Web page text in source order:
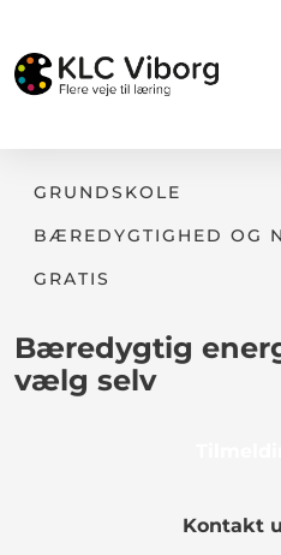
GRUNDSKOLE
BÆREDYGTIGHED OG
GRATIS
Bæredygtig
vælg selv
Kontakt